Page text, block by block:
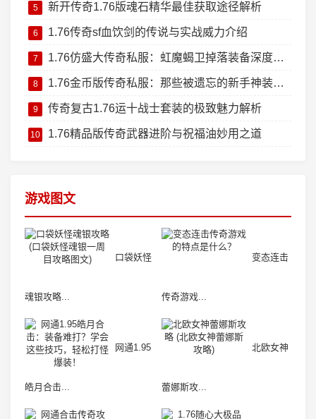
5 新开传奇1.76版魂石精华最佳获取途径解析
6 1.76传奇sf血饮剑的传说与实战威力介绍
7 1.76仿盛大传奇私服：虹魔蝎卫掉落装备深度测评
8 1.76金币版传奇私服：那些被遗忘的新手神装回忆杀
9 传奇复古1.76运十战士套装的极致魅力解析
10 1.76精品版传奇武器进阶与祝福油妙用之道
游戏图文
口袋妖怪
魂银攻略...
变态连击
传奇游戏...
网通1.95
皓月合击...
北欧女神
蕾娜斯攻...